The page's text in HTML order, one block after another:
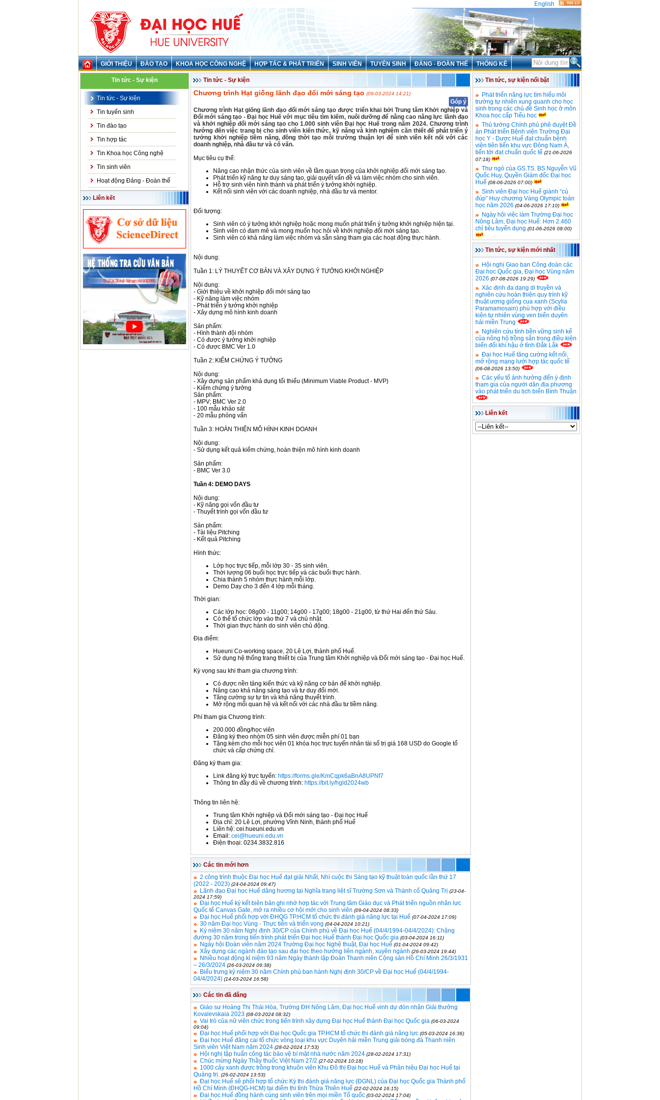
English
GIỚI THIỆU ĐÀO TẠO KHOA HỌC CÔNG NGHỆ HỢP TÁC & PHÁT TRIỂN SINH VIÊN TUYỂN SINH ĐẢNG - ĐOÀN THỂ THỐNG KÊ
Tin tức - Sự kiện
Tin tức - Sự kiện
Tin tuyển sinh
Tin đào tạo
Tin hợp tác
Tin Khoa học Công nghệ
Tin sinh viên
Hoạt động Đảng - Đoàn thể
Liên kết
Tin tức - Sự kiện
Chương trình Hạt giống lãnh đạo đổi mới sáng tạo (09-03-2024 14:21)
Góp ý
Chương trình Hạt giống lãnh đạo đổi mới sáng tạo được triển khai bởi Trung tâm Khởi nghiệp và
Đổi mới sáng tạo - Đại học Huế với mục tiêu tìm kiếm, nuôi dưỡng để nâng cao năng lực lãnh đạo
và khởi nghiệp đổi mới sáng tạo cho 1.000 sinh viên Đại học Huế trong năm 2024. Chương trình
hướng đến việc trang bị cho sinh viên kiến thức, kỹ năng và kinh nghiệm cần thiết để phát triển ý
tưởng khởi nghiệp tiềm năng, đồng thời tạo môi trường thuận lợi để sinh viên kết nối với các
doanh nghiệp, nhà đầu tư và cố vấn.
Mục tiêu cụ thể:
Nâng cao nhận thức của sinh viên về tầm quan trọng của khởi nghiệp đổi mới sáng tạo.
Phát triển kỹ năng tư duy sáng tạo, giải quyết vấn đề và làm việc nhóm cho sinh viên.
Hỗ trợ sinh viên hình thành và phát triển ý tưởng khởi nghiệp.
Kết nối sinh viên với các doanh nghiệp, nhà đầu tư và mentor.
Đối tượng:
Sinh viên có ý tưởng khởi nghiệp hoặc mong muốn phát triển ý tưởng khởi nghiệp hiện tại.
Sinh viên có đam mê và mong muốn học hỏi về khởi nghiệp đổi mới sáng tạo.
Sinh viên có khả năng làm việc nhóm và sẵn sàng tham gia các hoạt động thực hành.
Nội dung:
Tuần 1: LÝ THUYẾT CƠ BẢN VÀ XÂY DỰNG Ý TƯỞNG KHỞI NGHIỆP
Nội dung:
- Giới thiệu về khởi nghiệp đổi mới sáng tạo
- Kỹ năng làm việc nhóm
- Phát triển ý tưởng khởi nghiệp
- Xây dựng mô hình kinh doanh
Sản phẩm:
- Hình thành đội nhóm
- Có được ý tưởng khởi nghiệp
- Có được BMC Ver 1.0
Tuần 2: KIỂM CHỨNG Ý TƯỞNG
Nội dung:
- Xây dựng sản phẩm khả dụng tối thiểu (Minimum Viable Product - MVP)
- Kiểm chứng ý tưởng
Sản phẩm:
- MPV; BMC Ver 2.0
- 100 mẫu khảo sát
- 20 mẫu phỏng vấn
Tuần 3: HOÀN THIỆN MÔ HÌNH KINH DOANH
Nội dung:
- Sử dụng kết quả kiểm chứng, hoàn thiện mô hình kinh doanh
Sản phẩm:
- BMC Ver 3.0
Tuần 4: DEMO DAYS
Nội dung:
- Kỹ năng gọi vốn đầu tư
- Thuyết trình gọi vốn đầu tư
Sản phẩm:
- Tài liệu Pitching
- Kết quả Pitching
Hình thức:
Lớp học trực tiếp, mỗi lớp 30 - 35 sinh viên.
Thời lượng 06 buổi học trực tiếp và các buổi thực hành.
Chia thành 5 nhóm thực hành mỗi lớp.
Demo Day cho 3 đến 4 lớp mỗi tháng.
Thời gian:
Các lớp học: 08g00 - 11g00; 14g00 - 17g00; 18g00 - 21g00, từ thứ Hai đến thứ Sáu.
Có thể tổ chức lớp vào thứ 7 và chủ nhật.
Thời gian thực hành do sinh viên chủ động.
Địa điểm:
Hueuni Co-working space, 20 Lê Lợi, thành phố Huế.
Sử dụng hệ thống trang thiết bị của Trung tâm Khởi nghiệp và Đổi mới sáng tạo - Đại học Huế.
Kỳ vọng sau khi tham gia chương trình:
Có được nền tảng kiến thức và kỹ năng cơ bản để khởi nghiệp.
Nâng cao khả năng sáng tạo và tư duy đổi mới.
Tăng cường sự tự tin và khả năng thuyết trình.
Mở rộng mối quan hệ và kết nối với các nhà đầu tư tiềm năng.
Phí tham gia Chương trình:
200.000 đồng/học viên
Đăng ký theo nhóm 05 sinh viên được miễn phí 01 bạn
Tặng kèm cho mỗi học viên 01 khóa học trực tuyến nhân tài số trị giá 168 USD do Google tổ
chức và cấp chứng chỉ.
Đăng ký tham gia:
Link đăng ký trực tuyến: https://forms.gle/KmCqpk6aBnA8UPNf7
Thông tin đầy đủ về chương trình: https://bit.ly/hgld2024wb
Thông tin liên hệ:
Trung tâm Khởi nghiệp và Đổi mới sáng tạo - Đại học Huế
Địa chỉ: 20 Lê Lợi, phường Vĩnh Ninh, thành phố Huế
Liên hệ: cei.hueuni.edu.vn
Email: cei@hueuni.edu.vn
Điện thoại: 0234.3832.816
Các tin mới hơn
2 công trình thuộc Đại học Huế đạt giải Nhất, Nhì cuộc thi Sáng tạo kỹ thuật toàn quốc lần thứ 17
(2022 - 2023) (24-04-2024 09:47)
Lãnh đạo Đại học Huế dâng hương tại Nghĩa trang liệt sĩ Trường Sơn và Thành cổ Quảng Trị (23-04-
2024 17:59)
Đại học Huế ký kết biên bản ghi nhớ hợp tác với Trung tâm Giáo dục và Phát triển nguồn nhân lực
Quốc tế Canvas Gate, mở ra nhiều cơ hội mới cho sinh viên (09-04-2024 08:33)
Đại học Huể phối hợp với ĐHQG TP.HCM tổ chức thi đánh giá năng lực tại Huế (07-04-2024 17:09)
30 năm Đại học Vùng - Thực tiễn và triển vọng (04-04-2024 10:21)
Kỷ niệm 30 năm Nghị định 30/CP của Chính phủ về Đại học Huế (04/4/1994-04/4/2024): Chặng
đường 30 năm trong tiến trình phát triển Đại học Huế thành Đại học Quốc gia (03-04-2024 16:11)
Ngày hội Đoàn viên năm 2024 Trường Đại học Nghệ thuật, Đại học Huế (01-04-2024 09:42)
Xây dựng các ngành đào tạo sau đại học theo hướng liên ngành, xuyên ngành (26-03-2024 19:44)
Nhiều hoạt động kỉ niệm 93 năm Ngày thành lập Đoàn Thanh niên Cộng sản Hồ Chí Minh 26/3/1931
– 26/3/2024 (26-03-2024 09:38)
Biểu trưng kỷ niệm 30 năm Chính phủ ban hành Nghị định 30/CP về Đại học Huế (04/4/1994-
04/4/2024) (14-03-2024 16:58)
Các tin đã đăng
Giáo sư Hoàng Thị Thái Hòa, Trường ĐH Nông Lâm, Đại học Huế vinh dự đón nhận Giải thưởng
Kovalevskaia 2023 (08-03-2024 08:32)
Vai trò của nữ viên chức trong tiến trình xây dựng Đại học Huế thành Đại học Quốc gia (06-03-2024
09:04)
Đại học Huế phối hợp với Đại học Quốc gia TP.HCM tổ chức thi đánh giá năng lực (05-03-2024 16:36)
Đại học Huế đăng cai tổ chức vòng loại khu vực Duyên hải miền Trung giải bóng đá Thanh niên
Sinh viên Việt Nam năm 2024 (28-02-2024 17:53)
Hội nghị tập huấn công tác bảo vệ bí mật nhà nước năm 2024 (28-02-2024 17:31)
Chúc mừng Ngày Thầy thuốc Việt Nam 27/2 (27-02-2024 10:18)
1000 cây xanh được trồng trong khuôn viên Khu Đô thị Đại học Huế và Phân hiệu Đại học Huế tại
Quảng trị. (26-02-2024 13:53)
Đại học Huế sẽ phối hợp tổ chức Kỳ thi đánh giá năng lực (ĐGNL) của Đại học Quốc gia Thành phố
Hồ Chí Minh (ĐHQG-HCM) tại điểm thi tỉnh Thừa Thiên Huế (22-02-2024 16:15)
Đại học Huế đồng hành cùng sinh viên trên mọi miền Tổ quốc (03-02-2024 17:04)
Tin tức, sự kiện nổi bật
Phát triển năng lực tìm hiểu môi
trường tự nhiên xung quanh cho học
sinh trong các chủ đề Sinh học ở môn
Khoa học cấp Tiểu học
Thủ tướng Chính phủ phê duyệt Đề
án Phát triển Bệnh viện Trường Đại
học Y - Dược Huế đạt chuẩn bệnh
viện tiên tiến khu vực Đông Nam Á,
tiến tới đạt chuẩn quốc tế (21-06-2026
07:18)
Thư ngỏ của GS.TS. BS Nguyễn Vũ
Quốc Huy, Quyền Giám đốc Đại học
Huế (08-06-2026 07:00)
Sinh viên Đại học Huế giành “cú
đúp” Huy chương Vàng Olympic toán
học năm 2026 (04-06-2026 17:10)
Ngày hội việc làm Trường Đại học
Nông Lâm, Đại học Huế: Hơn 2.460
chỉ tiêu tuyển dụng (01-06-2026 08:00)
Tin tức, sự kiện mới nhất
Hội nghị Giao ban Công đoàn các
Đại học Quốc gia, Đại học Vùng năm
2026 (07-08-2026 19:29)
Xác định đa dạng di truyền và
nghiên cứu hoàn thiện quy trình kỹ
thuật ương giống cua xanh (Scylla
Paramamosain) phù hợp với điều
kiện tự nhiên vùng ven biển duyên
hải miền Trung
Nghiên cứu tính bền vững sinh kế
của nông hộ trồng sắn trong điều kiện
biến đổi khí hậu ở tỉnh Đắk Lắk
Đại học Huế tăng cường kết nối,
mở rộng mạng lưới hợp tác quốc tế
(06-08-2026 13:50)
Các yếu tố ảnh hưởng đến ý định
tham gia của người dân địa phương
vào phát triển du lịch biển Bình Thuận
Liên kết